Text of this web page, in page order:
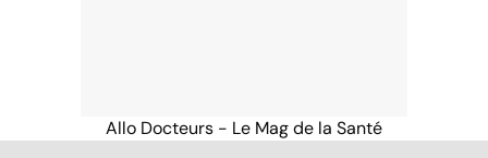
Allo Docteurs - Le Mag de la Santé